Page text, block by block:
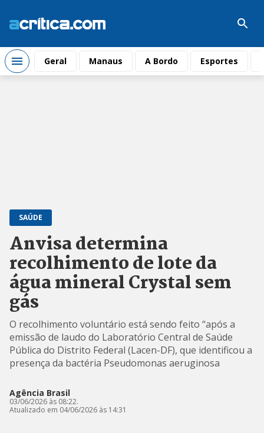
Geral Manaus A Bordo Esportes
SAÚDE
Anvisa determina
recolhimento de lote da
água mineral Crystal sem
gás
O recolhimento voluntário está sendo feito “após a
emissão de laudo do Laboratório Central de Saúde
Pública do Distrito Federal (Lacen-DF), que identificou a
presença da bactéria Pseudomonas aeruginosa
Agência Brasil
03/06/2026 às 08:22.
Atualizado em 04/06/2026 às 14:31